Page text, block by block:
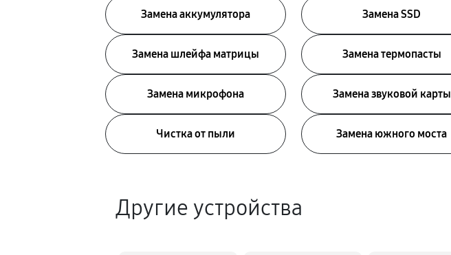
Замена аккумулятора Замена SSD
Замена шлейфа матрицы Замена термопасты
Замена микрофона Замена звуковой карты
Чистка от пыли Замена южного моста
Другие устройства